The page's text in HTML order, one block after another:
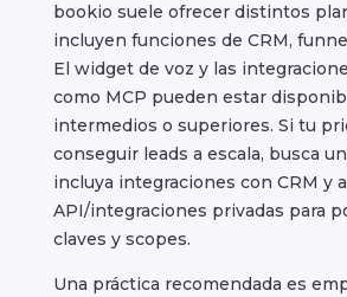
bookio suele ofrecer distintos
incluyen funciones de CRM,
El widget de voz y las
como MCP pueden estar
intermedios o superiores. Si tu
conseguir leads a escala, busca
incluya integraciones con CRM y
API/integraciones privadas para
claves y scopes.
Una práctica recomendada es